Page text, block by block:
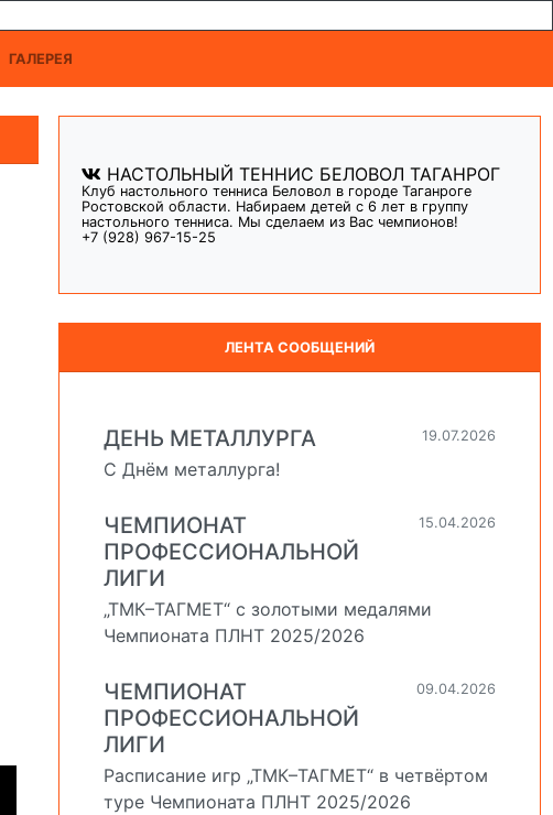
ГАЛЕРЕЯ
НАСТОЛЬНЫЙ ТЕННИС БЕЛОВОЛ ТАГАНРОГ
Клуб настольного тенниса Беловол в городе Таганроге
Ростовской области. Набираем детей с 6 лет в группу
настольного тенниса. Мы сделаем из Вас чемпионов!
+7 (928) 967-15-25
ЛЕНТА СООБЩЕНИЙ
ДЕНЬ МЕТАЛЛУРГА 19.07.2026
С Днём металлурга!
ЧЕМПИОНАТ
ПРОФЕССИОНАЛЬНОЙ
ЛИГИ
15.04.2026
„ТМК–ТАГМЕТ“ с золотыми медалями
Чемпионата ПЛНТ 2025/2026
ЧЕМПИОНАТ
ПРОФЕССИОНАЛЬНОЙ
ЛИГИ
09.04.2026
Расписание игр „ТМК–ТАГМЕТ“ в четвёртом
туре Чемпионата ПЛНТ 2025/2026